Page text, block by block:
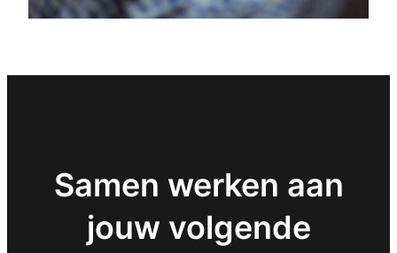
Samen werken aan
jouw volgende